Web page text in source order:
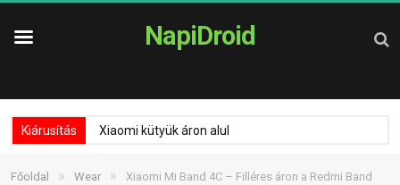
NapiDroid
Kiárusítás Xiaomi kütyük áron alul
Főoldal » Wear »
Xiaomi Mi Band 4C – Filléres áron a Redmi Band